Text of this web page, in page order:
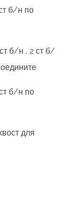
б/н по
б/н , 2 ст б/
б/н по
для